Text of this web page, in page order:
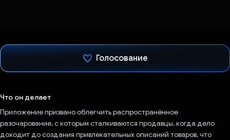
Голосование
Что он делает
Приложение призвано облегчить распространённое
разочарование, с которым сталкиваются продавцы, когда дело
доходит до создания привлекательных описаний товаров, что